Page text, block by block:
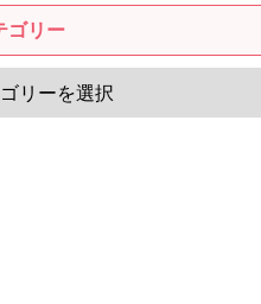
ゴリー